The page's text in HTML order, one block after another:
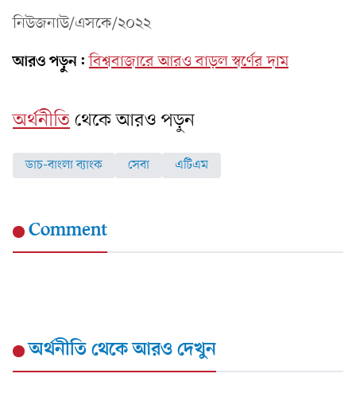
নিউজনাউ/এসকে/২০২২
আরও পড়ুন: বিশ্ববাজারে আরও বাড়ল স্বর্ণের দাম
অর্থনীতিথেকে আরও পড়ুন
ডাচ-বাংলা ব্যাংক সেবা এটিএম
Comment
অর্থনীতিথেকে আরও দেখুন